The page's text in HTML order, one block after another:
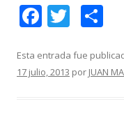
F
e
b
T
itt
er
m
p
Esta entrada fue
17 julio, 2013 por JUAN